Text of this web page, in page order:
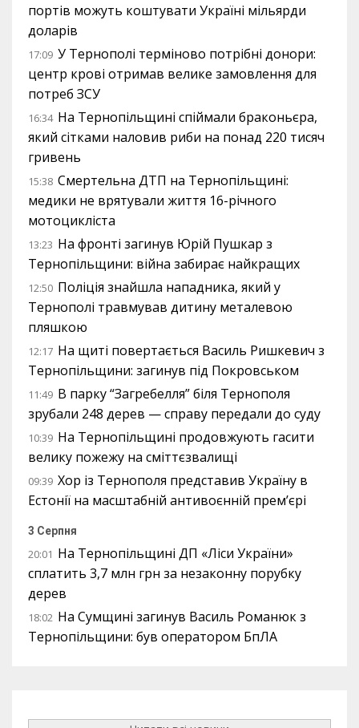
портів можуть коштувати Україні мільярди
доларів
17:09 У Тернополі терміново потрібні донори:
центр крові отримав велике замовлення для
потреб ЗСУ
16:34 На Тернопільщині спіймали браконьєра,
який сітками наловив риби на понад 220 тисяч
гривень
15:38 Смертельна ДТП на Тернопільщині:
медики не врятували життя 16-річного
мотоцикліста
13:23 На фронті загинув Юрій Пушкар з
Тернопільщини: війна забирає найкращих
12:50 Поліція знайшла нападника, який у
Тернополі травмував дитину металевою
пляшкою
12:17 На щиті повертається Василь Ришкевич з
Тернопільщини: загинув під Покровськом
11:49 В парку “Загребелля” біля Тернополя
зрубали 248 дерев — справу передали до суду
10:39 На Тернопільщині продовжують гасити
велику пожежу на сміттєзвалищі
09:39 Хор із Тернополя представив Україну в
Естонії на масштабній антивоєнній прем’єрі
3 Серпня
20:01 На Тернопільщині ДП «Ліси України»
сплатить 3,7 млн грн за незаконну порубку
дерев
18:02 На Сумщині загинув Василь Романюк з
Тернопільщини: був оператором БпЛА